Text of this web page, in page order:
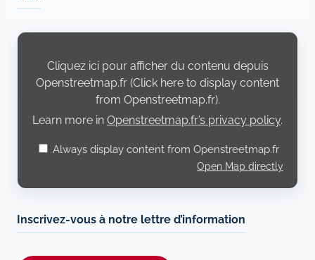
Display
Openstreetmap.fr
Cliquez ici pour afficher du contenu depuis
Openstreetmap.fr (Click here to display content
from Openstreetmap.fr).
Learn more in Openstreetmap.fr’s privacy policy.
Always display content from Openstreetmap.fr
Open Map directly
Inscrivez-vous à notre lettre d’information